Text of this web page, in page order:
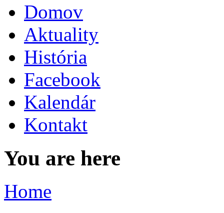
Domov
Aktuality
História
Facebook
Kalendár
Kontakt
You are here
Home